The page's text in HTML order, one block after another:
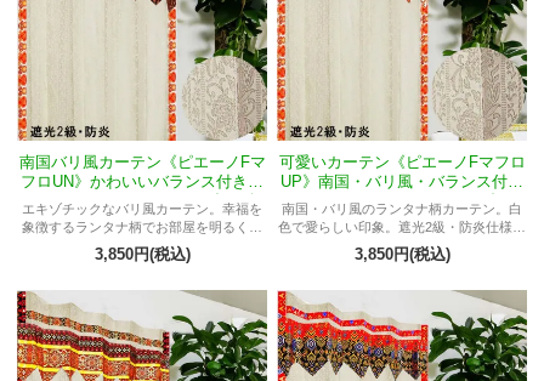
南国バリ風カーテン《ピエーノFマ
フロUN》かわいいバランス付きフ
ラットスタイル・ランタナ柄・白
色・遮光2級・防炎
エキゾチックなバリ風カーテン。幸福を
象徴するランタナ柄でお部屋を明るく演
出。遮光2級・防炎で安心。間仕切りにも
最適。
3,850円(税込)
可愛いカーテン《ピエーノFマフロ
UP》南国・バリ風・バランス付き
フラットスタイル・ランタナ柄・
白色・遮光2級・防炎
南国・バリ風のランタナ柄カーテン。白
色で愛らしい印象。遮光2級・防炎仕様。
バランス付きで安心。リラックス効果抜
群。
3,850円(税込)